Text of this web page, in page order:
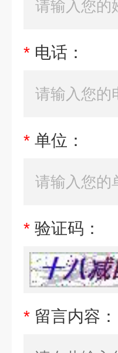
* 电话：
* 单位：
* 验证码：
* 留言内容：